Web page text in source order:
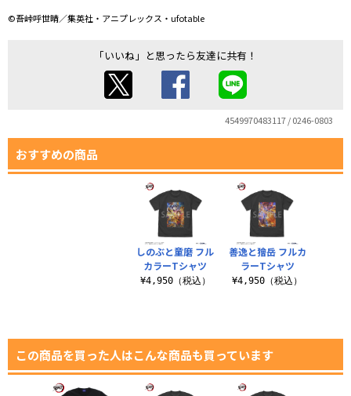
©吾峠呼世晴／集英社・アニプレックス・ufotable
「いいね」と思ったら友達に共有！
4549970483117 / 0246-0803
おすすめの商品
しのぶと童磨 フル
カラーTシャツ
¥4,950（税込）
善逸と獪岳 フルカ
ラーTシャツ
¥4,950（税込）
この商品を買った人はこんな商品も買っています